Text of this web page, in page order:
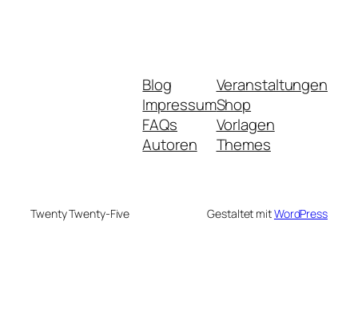
Blog
Impressum
FAQs
Autoren
Veranstaltungen
Shop
Vorlagen
Themes
Twenty Twenty-Five Gestaltet mitWordPress